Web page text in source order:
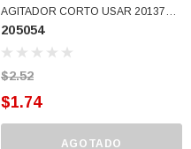
AGITADOR CORTO USAR 201379
(205054)
205054
$2.52
$1.74
AGOTADO